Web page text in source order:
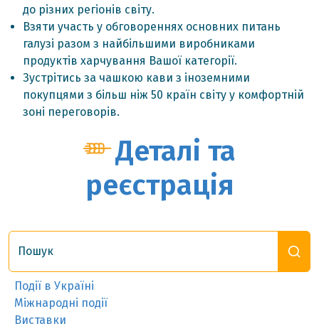
до різних регіонів світу.
Взяти участь у обговореннях основних питань
галузі разом з найбільшими виробниками
продуктів харчування Вашої категорії.
Зустрітись за чашкою кави з іноземними
покупцями з більш ніж 50 країн світу у комфортній
зоні переговорів.
Деталі та
реєстрація
Пошук
Події в Україні
Міжнародні події
Виставки